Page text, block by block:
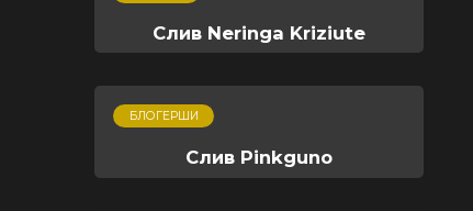
Слив Neringa Kriziute
БЛОГЕРШИ
Слив Pinkguno